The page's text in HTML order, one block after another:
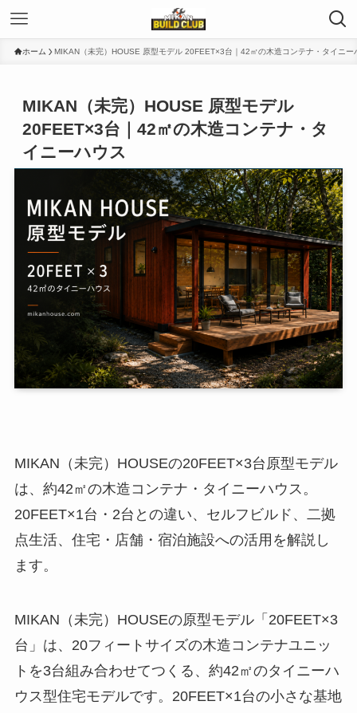
ホーム MIKAN（未完）HOUSE 原型モデル 20FEET×3台｜42㎡の木造コンテナ・タイニー
MIKAN（未完）HOUSE 原型モデル
20FEET×3台｜42㎡の木造コンテナ・タ
イニーハウス
MIKAN（未完）HOUSEの20FEET×3台原型モデル
は、約42㎡の木造コンテナ・タイニーハウス。
20FEET×1台・2台との違い、セルフビルド、二拠
点生活、住宅・店舗・宿泊施設への活用を解説し
ます。
MIKAN（未完）HOUSEの原型モデル「20FEET×3
台」は、20フィートサイズの木造コンテナユニッ
トを3台組み合わせてつくる、約42㎡のタイニーハ
ウス型住宅モデルです。20FEET×1台の小さな基地